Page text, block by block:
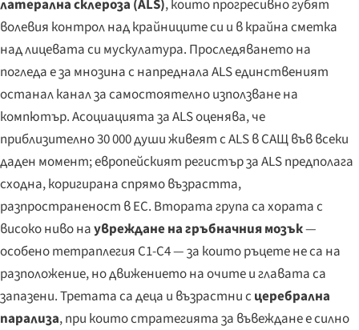
латерална склероза (ALS), които прогресивно губят
волевия контрол над крайниците си и в крайна сметка
над лицевата си мускулатура. Проследяването на
погледа е за мнозина с напреднала ALS единственият
останал канал за самостоятелно използване на
компютър. Асоциацията за ALS оценява, че
приблизително 30 000 души живеят с ALS в САЩ във всеки
даден момент; европейският регистър за ALS предполага
сходна, коригирана спрямо възрастта,
разпространеност в ЕС. Втората група са хората с
високо ниво наувреждане на гръбначния мозък—
особено тетраплегия C1-C4 — за които ръцете не са на
разположение, но движението на очите и главата са
запазени. Третата са деца и възрастни с церебрална
парализа, при които стратегията за въвеждане е силно